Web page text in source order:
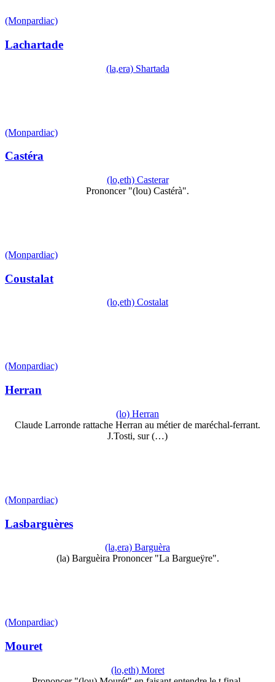
(Monpardiac)
Lachartade
(la,era) Shartada
(Monpardiac)
Castéra
(lo,eth) Casterar
Prononcer "(lou) Castérà".
(Monpardiac)
Coustalat
(lo,eth) Costalat
(Monpardiac)
Herran
(lo) Herran
Claude Larronde rattache Herran au métier de maréchal-ferrant.
J.Tosti, sur (…)
(Monpardiac)
Lasbarguères
(la,era) Barguèra
(la) Barguèira Prononcer "La Bargueÿre".
(Monpardiac)
Mouret
(lo,eth) Moret